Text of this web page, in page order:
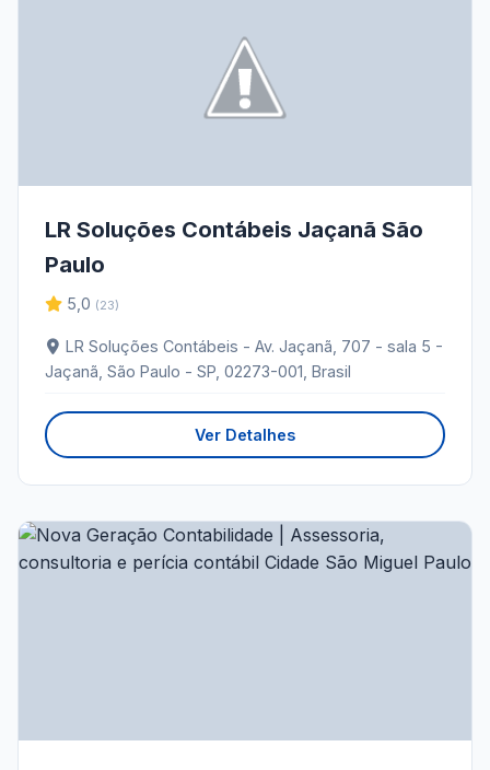
LR Soluções Contábeis Jaçanã São
Paulo
5,0 (23)
LR Soluções Contábeis - Av. Jaçanã, 707 - sala 5 -
Jaçanã, São Paulo - SP, 02273-001, Brasil
Ver Detalhes